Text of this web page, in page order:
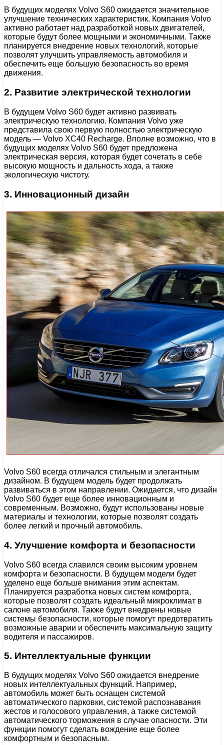
В будущих моделях Volvo S60 ожидается значительное
улучшение технических характеристик. Компания Volvo
активно работает над разработкой новых двигателей,
которые будут более мощными и экономичными. Также
планируется внедрение новых технологий, которые
позволят улучшить управляемость автомобиля и
обеспечить еще большую безопасность во время
движения.
2. Развитие электрической технологии
В будущем Volvo S60 будет активно развивать
электрическую технологию. Компания Volvo уже
представила свою первую полностью электрическую
модель — Volvo XC40 Recharge. Вполне возможно, что в
будущих моделях Volvo S60 будет предложена
электрическая версия, которая будет сочетать в себе
высокую мощность и дальность хода, а также
экологическую чистоту.
3. Инновационный дизайн
Volvo S60 всегда отличался стильным и элегантным
дизайном. В будущем модель будет продолжать
развиваться в этом направлении. Ожидается, что дизайн
Volvo S60 будет еще более инновационным и
современным. Возможно, будут использованы новые
материалы и технологии, которые позволят создать
более легкий и прочный автомобиль.
4. Улучшение комфорта и безопасности
Volvo S60 всегда славился своим высоким уровнем
комфорта и безопасности. В будущем модели будет
уделено еще больше внимания этим аспектам.
Планируется разработка новых систем комфорта,
которые позволят создать идеальный микроклимат в
салоне автомобиля. Также будут внедрены новые
системы безопасности, которые помогут предотвратить
возможные аварии и обеспечить максимальную защиту
водителя и пассажиров.
5. Интеллектуальные функции
В будущих моделях Volvo S60 ожидается внедрение
новых интеллектуальных функций. Например,
автомобиль может быть оснащен системой
автоматического парковки, системой распознавания
жестов и голосового управления, а также системой
автоматического торможения в случае опасности. Эти
функции помогут сделать вождение еще более
комфортным и безопасным.